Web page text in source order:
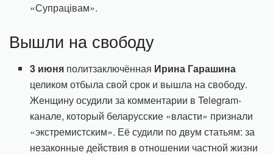
«Супрацівам».
Вышли на свободу
3 июня политзаключённая Ирина Гарашина
целиком отбыла свой срок и вышла на свободу.
Женщину осудили за комментарии в Telegram-
канале, который беларусские «власти» признали
«экстремистским». Её судили по двум статьям: за
незаконные действия в отношении частной жизни